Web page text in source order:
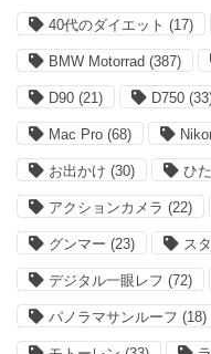
40代のダイエット (17)
BMW Motorrad (387)
D90 (21) D750
Mac Pro (68)
お出かけ (30) ひ
アクションカメラ (22)
グンマー (23) ス
デジタル一眼レフ (72)
パノラマサンルーフ (18)